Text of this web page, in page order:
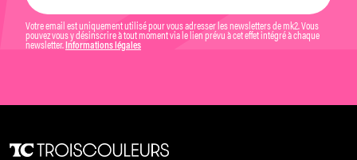
Votre email est uniquement utilisé pour vous adresser les newsletters de mk2. Vous
pouvez vous y désinscrire à tout moment via le lien prévu à cet effet intégré à chaque
newsletter. Informations légales